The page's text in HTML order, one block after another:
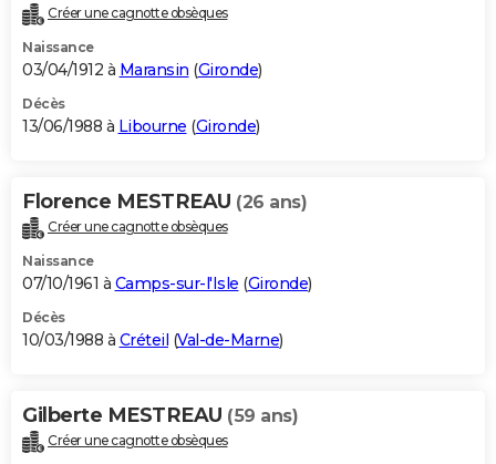
Créer une cagnotte obsèques
Naissance
03/04/1912 à Maransin (Gironde)
Décès
13/06/1988 à Libourne (Gironde)
Florence MESTREAU (26 ans)
Créer une cagnotte obsèques
Naissance
07/10/1961 à Camps-sur-l'Isle (Gironde)
Décès
10/03/1988 à Créteil (Val-de-Marne)
Gilberte MESTREAU (59 ans)
Créer une cagnotte obsèques